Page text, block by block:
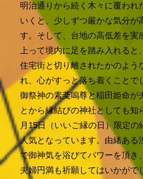
明治通りから続く木々に覆われ
いくと、少しずつ厳かな気分が
す。そして、台地の高低差を実
上って境内に足を踏み入れると
住宅街と切り離されたかのよう
れ、心がすっと落ち着くことで
御祭神の素戔嗚尊と稲田姫命が
とから縁結びの神社としても知
月15日（いいご縁の日）限定の
人気となっています。由緒ある
で御神気を浴びてパワーを頂き
夫婦円満も祈願してはいかがで